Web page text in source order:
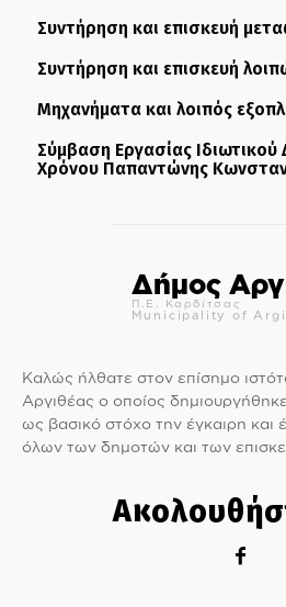
Συντήρηση και επισκευή
Συντήρηση και επισκευή
Μηχανήματα και λοιπός
Σύμβαση Εργασίας Ιδιωτικού
Χρόνου Παπαντώνης
Δήμος
Π.Ε. Καρδίτσας
Municipality of
Καλώς ήλθατε στον επίσημο
Αργιθέας ο οποίος δημιουργήθηκε
ως βασικό στόχο την έγκαιρη και
όλων των δημοτών και των